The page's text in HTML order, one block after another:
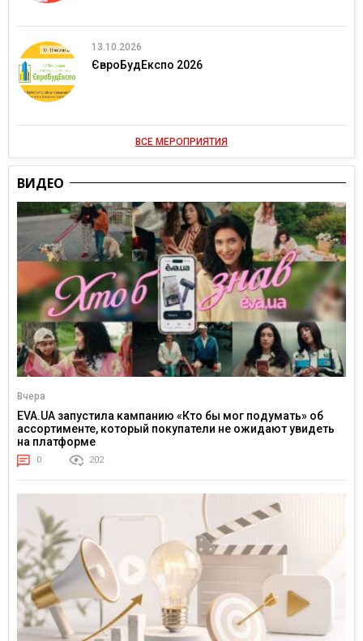
13.10.2026
ЄвроБудЕкспо 2026
ВСЕ МЕРОПРИЯТИЯ
ВИДЕО
Вчера
EVA.UA запустила кампанию «Кто бы мог подумать» об
ассортименте, который покупатели не ожидают увидеть
на платформе
0 202